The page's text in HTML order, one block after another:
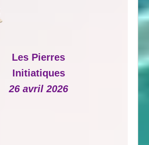
Les Pierres
Initiatiques
26 avril 2026